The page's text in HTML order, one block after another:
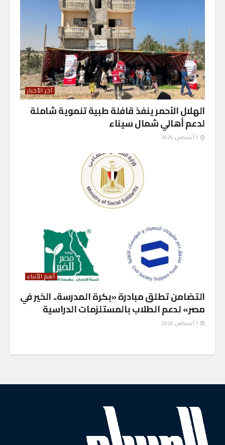
آخر الأخبار
الهلال الأحمر ينفذ قافلة طبية تنموية شاملة
لدعم أهالي شمال سيناء
أهم الأنباء
التضامن تطلق مبادرة «بكرة المدرسة.. الخير في
مصر» لدعم الطلاب بالمستلزمات الدراسية